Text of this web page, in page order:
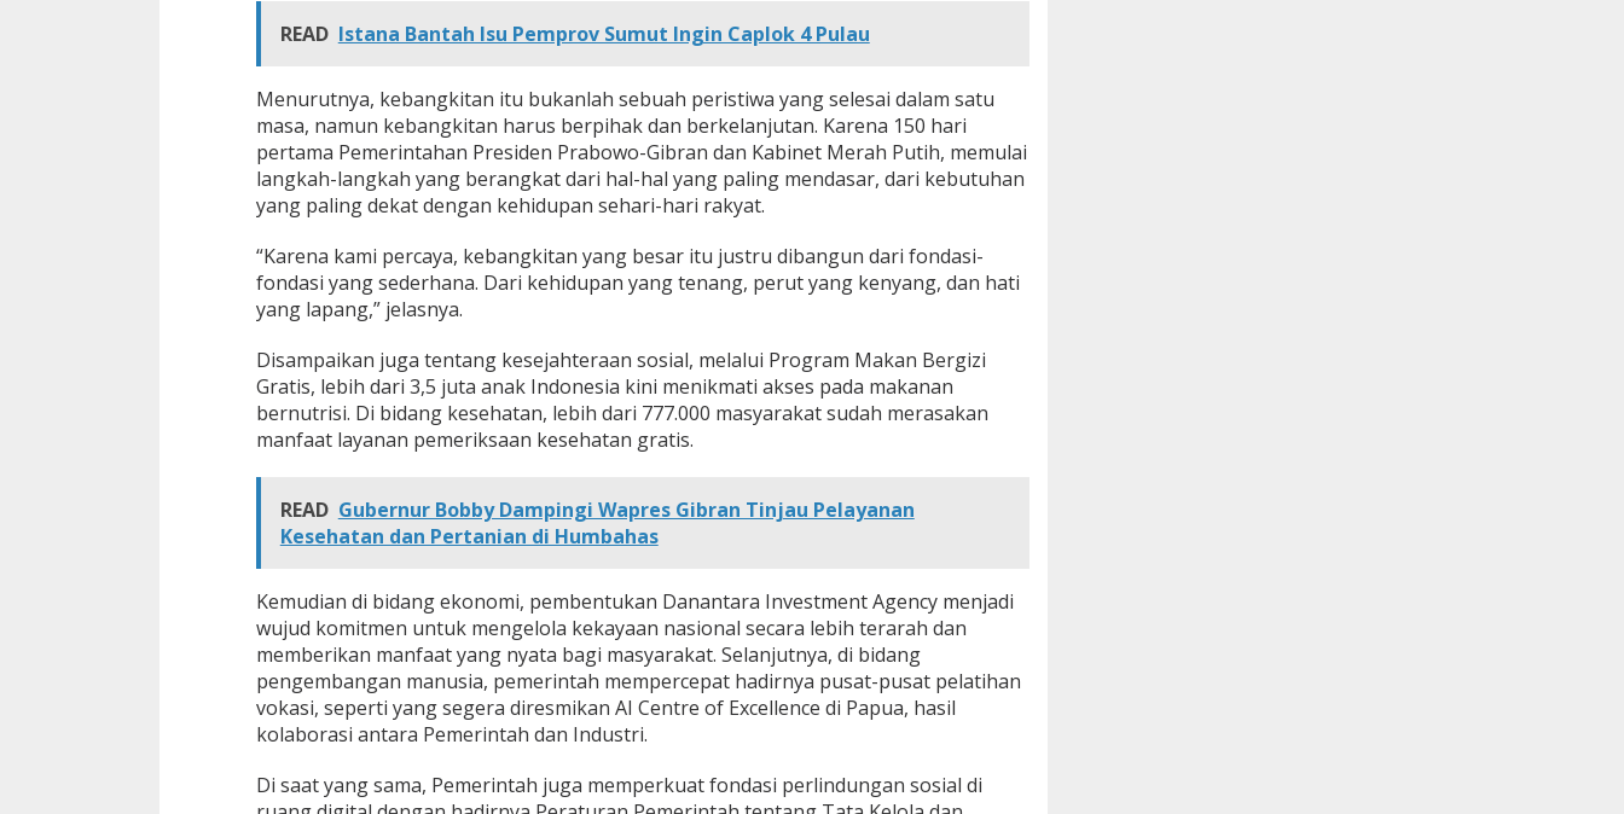
a
o
a
l
READ Istana Bantah Isu Pemprov Sumut Ingin Caplok 4 Pulau
Menurutnya, kebangkitan itu bukanlah sebuah peristiwa yang selesai dalam satu
masa, namun kebangkitan harus berpihak dan berkelanjutan. Karena 150 hari
pertama Pemerintahan Presiden Prabowo-Gibran dan Kabinet Merah Putih, memulai
langkah-langkah yang berangkat dari hal-hal yang paling mendasar, dari kebutuhan
yang paling dekat dengan kehidupan sehari-hari rakyat.
“Karena kami percaya, kebangkitan yang besar itu justru dibangun dari fondasi-
fondasi yang sederhana. Dari kehidupan yang tenang, perut yang kenyang, dan hati
yang lapang,” jelasnya.
Disampaikan juga tentang kesejahteraan sosial, melalui Program Makan Bergizi
Gratis, lebih dari 3,5 juta anak Indonesia kini menikmati akses pada makanan
bernutrisi. Di bidang kesehatan, lebih dari 777.000 masyarakat sudah merasakan
manfaat layanan pemeriksaan kesehatan gratis.
READ Gubernur Bobby Dampingi Wapres Gibran Tinjau Pelayanan
Kesehatan dan Pertanian di Humbahas
Kemudian di bidang ekonomi, pembentukan Danantara Investment Agency menjadi
wujud komitmen untuk mengelola kekayaan nasional secara lebih terarah dan
memberikan manfaat yang nyata bagi masyarakat. Selanjutnya, di bidang
pengembangan manusia, pemerintah mempercepat hadirnya pusat-pusat pelatihan
vokasi, seperti yang segera diresmikan AI Centre of Excellence di Papua, hasil
kolaborasi antara Pemerintah dan Industri.
Di saat yang sama, Pemerintah juga memperkuat fondasi perlindungan sosial di